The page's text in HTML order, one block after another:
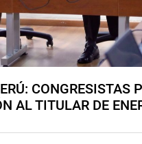
CONGRESISTAS
AL TITULAR DE